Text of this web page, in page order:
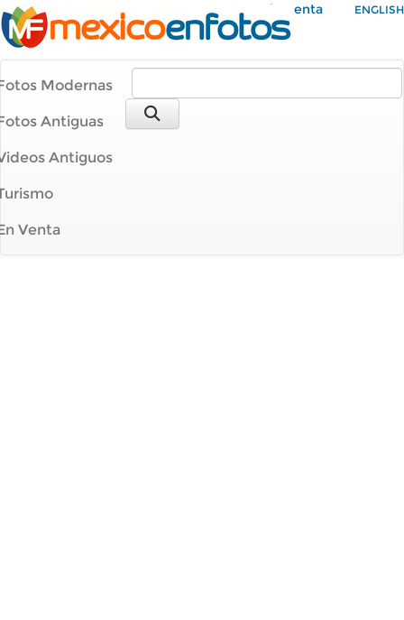
Mi Cuenta ENGLISH
Modernas
Antiguas
Antiguos
Venta